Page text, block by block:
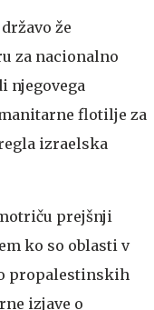
že
za nacionalno
njegovega
flotilje za
izraelska
prejšnji
ko so oblasti v
propalestinskih
izjave o